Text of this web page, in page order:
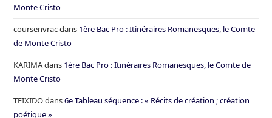
Monte Cristo
coursenvracdans 1ère Bac Pro : Itinéraires Romanesques, le Comte
de Monte Cristo
KARIMAdans 1ère Bac Pro : Itinéraires Romanesques, le Comte de
Monte Cristo
TEIXIDOdans6e Tableau séquence : « Récits de création ; création
poétique »